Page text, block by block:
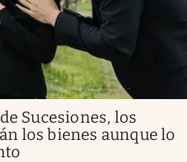
Sucesiones, los
los bienes aunque lo